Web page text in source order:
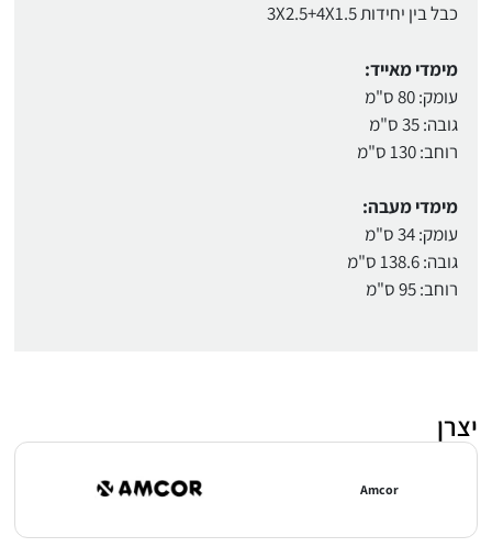
כבל בין יחידות 3X2.5+4X1.5
מימדי מאייד:
עומק: 80 ס"מ
גובה: 35 ס"מ
רוחב: 130 ס"מ
מימדי מעבה:
עומק: 34 ס"מ
גובה: 138.6 ס"מ
רוחב: 95 ס"מ
יצרן
Amcor